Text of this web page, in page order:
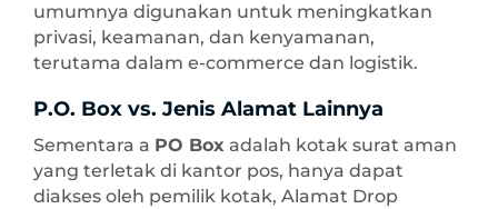
umumnya digunakan untuk meningkatkan
privasi, keamanan, dan kenyamanan,
terutama dalam e-commerce dan logistik.
P.O. Box vs. Jenis Alamat Lainnya
Sementara a PO Box adalah kotak surat aman
yang terletak di kantor pos, hanya dapat
diakses oleh pemilik kotak, Alamat Drop